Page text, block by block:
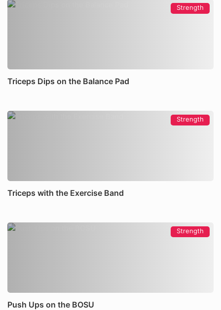
Strength
Triceps Dips on the Balance Pad
Strength
Triceps with the Exercise Band
Strength
Push Ups on the BOSU